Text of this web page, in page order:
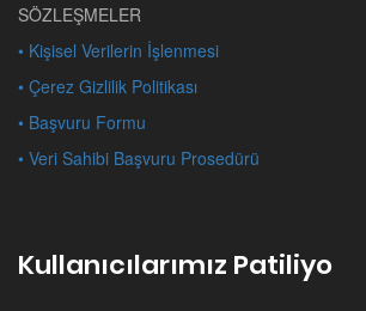
SÖZLEŞMELER
• Kişisel Verilerin İşlenmesi
• Çerez Gizlilik Politikası
• Başvuru Formu
• Veri Sahibi Başvuru Prosedürü
Kullanıcılarımız Patiliyo